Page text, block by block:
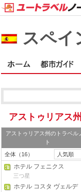
スペイ
アストゥリアス州
アストゥリアス州 のトラベル
ト
全体（16）
人気順
ホテル フェニクス
三つ星
ホテル コスタ ヴェルデ